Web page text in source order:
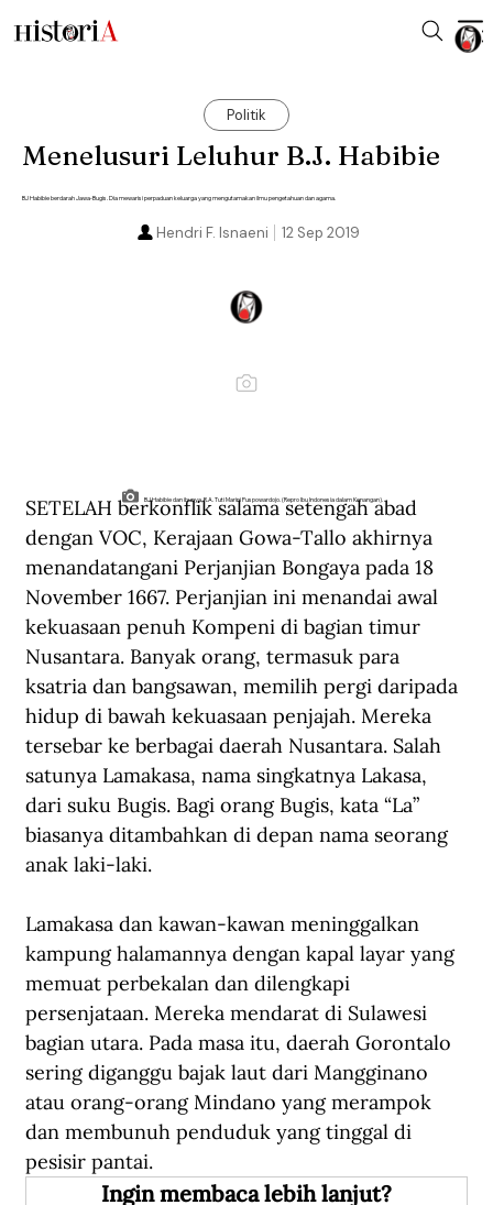
Politik
Menelusuri Leluhur B.J. Habibie
BJ Habibie berdarah Jawa-Bugis. Dia mewarisi perpaduan keluarga yang mengutamakan ilmu pengetahuan dan agama.
12 Sep 2019
Hendri F. Isnaeni
BJ Habibie dan ibunya, R.A. Tuti Marini Puspowardojo. (Repro Ibu Indonesia dalam Kenangan).
SETELAH berkonflik salama setengah abad
dengan VOC, Kerajaan Gowa-Tallo akhirnya
menandatangani Perjanjian Bongaya pada 18
November 1667. Perjanjian ini menandai awal
kekuasaan penuh Kompeni di bagian timur
Nusantara. Banyak orang, termasuk para
ksatria dan bangsawan, memilih pergi daripada
hidup di bawah kekuasaan penjajah. Mereka
tersebar ke berbagai daerah Nusantara. Salah
satunya Lamakasa, nama singkatnya Lakasa,
dari suku Bugis. Bagi orang Bugis, kata “La”
biasanya ditambahkan di depan nama seorang
anak laki-laki.
Lamakasa dan kawan-kawan meninggalkan
kampung halamannya dengan kapal layar yang
memuat perbekalan dan dilengkapi
persenjataan. Mereka mendarat di Sulawesi
bagian utara. Pada masa itu, daerah Gorontalo
sering diganggu bajak laut dari Mangginano
atau orang-orang Mindano yang merampok
dan membunuh penduduk yang tinggal di
pesisir pantai.
Ingin membaca lebih lanjut?